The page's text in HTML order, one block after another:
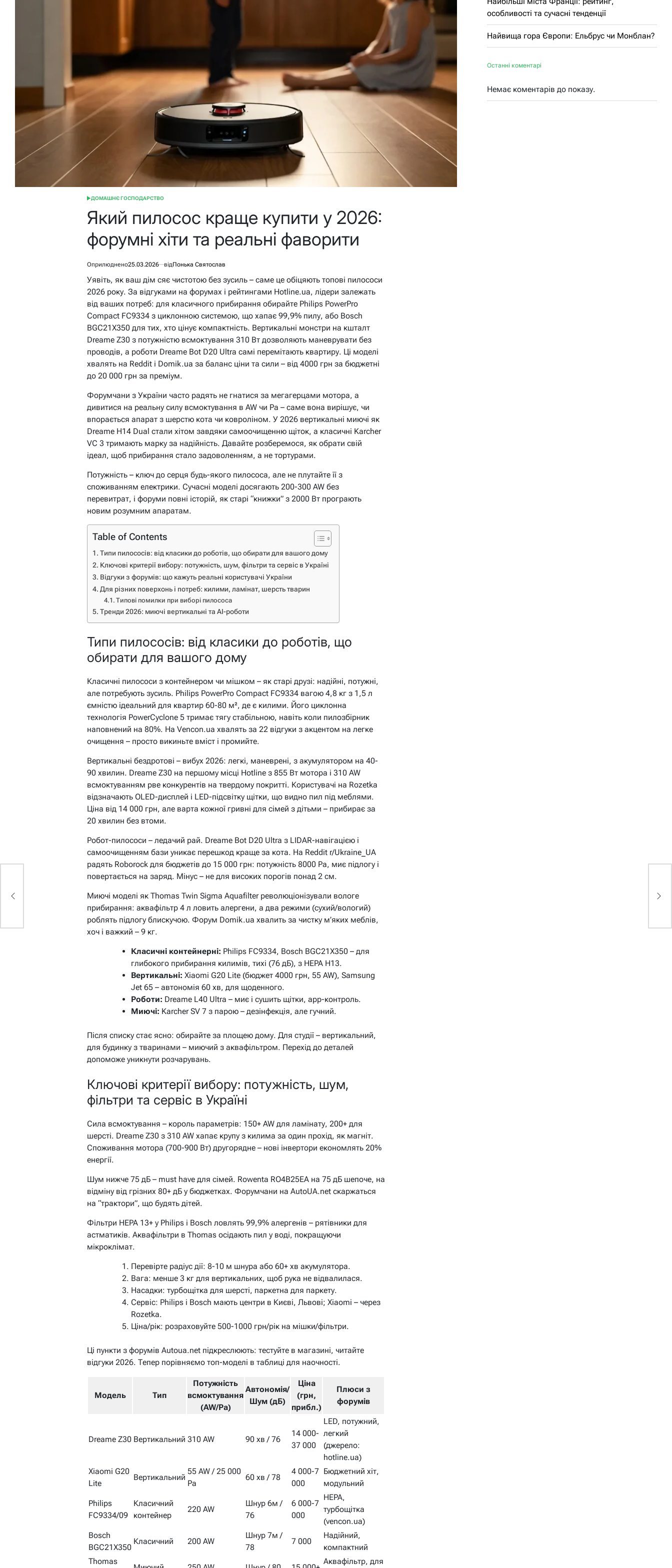
ОПУБЛІКУВАТИ
ДОМАШНЄ ГОСПОДАРСТВО
Який пилосос краще купити у 2026:
форумні хіти та реальні фаворити
Оприлюднено25.03.2026 відПонька Святослав
Уявіть, як ваш дім сяє чистотою без зусиль – саме це обіцяють топові пилососи
2026 року. За відгуками на форумах і рейтингами Hotline.ua, лідери залежать
від ваших потреб: для класичного прибирання обирайте Philips PowerPro
Compact FC9334 з циклонною системою, що хапає 99,9% пилу, або Bosch
BGC21X350 для тих, хто цінує компактність. Вертикальні монстри на кшталт
Dreame Z30 з потужністю всмоктування 310 Вт дозволяють маневрувати без
проводів, а роботи Dreame Bot D20 Ultra самі перемітають квартиру. Ці моделі
хвалять на Reddit і Domik.ua за баланс ціни та сили – від 4000 грн за бюджетні
до 20 000 грн за преміум.
Форумчани з України часто радять не гнатися за мегагерцами мотора, а
дивитися на реальну силу всмоктування в AW чи Pa – саме вона вирішує, чи
впорається апарат з шерстю кота чи ковроліном. У 2026 вертикальні миючі як
Dreame H14 Dual стали хітом завдяки самоочищенню щіток, а класичні Karcher
VC 3 тримають марку за надійність. Давайте розберемося, як обрати свій
ідеал, щоб прибирання стало задоволенням, а не тортурами.
Потужність – ключ до серця будь-якого пилососа, але не плутайте її з
споживанням електрики. Сучасні моделі досягають 200-300 AW без
перевитрат, і форуми повні історій, як старі “книжки” з 2000 Вт програють
новим розумним апаратам.
Table of Contents
Типи пилососів: від класики до роботів, що обирати для вашого дому
Ключові критерії вибору: потужність, шум, фільтри та сервіс в Україні
Відгуки з форумів: що кажуть реальні користувачі України
Для різних поверхонь і потреб: килими, ламінат, шерсть тварин
Типові помилки при виборі пилососа
Тренди 2026: миючі вертикальні та AI-роботи
Типи пилососів: від класики до роботів, що
обирати для вашого дому
Класичні пилососи з контейнером чи мішком – як старі друзі: надійні, потужні,
але потребують зусиль. Philips PowerPro Compact FC9334 вагою 4,8 кг з 1,5 л
ємністю ідеальний для квартир 60-80 м², де є килими. Його циклонна
технологія PowerCyclone 5 тримає тягу стабільною, навіть коли пилозбірник
наповнений на 80%. На Vencon.ua хвалять за 22 відгуки з акцентом на легке
очищення – просто викиньте вміст і промийте.
Вертикальні бездротові – вибух 2026: легкі, маневрені, з акумулятором на 40-
90 хвилин. Dreame Z30 на першому місці Hotline з 855 Вт мотора і 310 AW
всмоктуванням рве конкурентів на твердому покритті. Користувачі на Rozetka
відзначають OLED-дисплей і LED-підсвітку щітки, що видно пил під меблями.
Ціна від 14 000 грн, але варта кожної гривні для сімей з дітьми – прибирає за
20 хвилин без втоми.
Робот-пилососи – ледачий рай. Dreame Bot D20 Ultra з LIDAR-навігацією і
самоочищенням бази уникає перешкод краще за кота. На Reddit r/Ukraine_UA
радять Roborock для бюджетів до 15 000 грн: потужність 8000 Pa, миє підлогу і
повертається на заряд. Мінус – не для високих порогів понад 2 см.
Миючі моделі як Thomas Twin Sigma Aquafilter революціонізували вологе
прибирання: аквафільтр 4 л ловить алергени, а два режими (сухий/вологий)
роблять підлогу блискучою. Форум Domik.ua хвалить за чистку м’яких меблів,
хоч і важкий – 9 кг.
Класичні контейнерні: Philips FC9334, Bosch BGC21X350 – для
глибокого прибирання килимів, тихі (76 дБ), з HEPA H13.
Вертикальні: Xiaomi G20 Lite (бюджет 4000 грн, 55 AW), Samsung
Jet 65 – автономія 60 хв, для щоденного.
Роботи: Dreame L40 Ultra – миє і сушить щітки, app-контроль.
Миючі: Karcher SV 7 з парою – дезінфекція, але гучний.
Після списку стає ясно: обирайте за площею дому. Для студії – вертикальний,
для будинку з тваринами – миючий з аквафільтром. Перехід до деталей
допоможе уникнути розчарувань.
Ключові критерії вибору: потужність, шум,
фільтри та сервіс в Україні
Сила всмоктування – король параметрів: 150+ AW для ламінату, 200+ для
шерсті. Dreame Z30 з 310 AW хапає крупу з килима за один прохід, як магніт.
Споживання мотора (700-900 Вт) другорядне – нові інвертори економлять 20%
енергії.
Шум нижче 75 дБ – must have для сімей. Rowenta RO4B25EA на 75 дБ шепоче, на
відміну від грізних 80+ дБ у бюджетках. Форумчани на AutoUA.net скаржаться
на “трактори”, що будять дітей.
Фільтри HEPA 13+ у Philips і Bosch ловлять 99,9% алергенів – рятівники для
астматиків. Аквафільтри в Thomas осідають пил у воді, покращуючи
мікроклімат.
Перевірте радіус дії: 8-10 м шнура або 60+ хв акумулятора.
Вага: менше 3 кг для вертикальних, щоб рука не відвалилася.
Насадки: турбощітка для шерсті, паркетна для паркету.
Сервіс: Philips і Bosch мають центри в Києві, Львові; Xiaomi – через
Rozetka.
Ціна/рік: розраховуйте 500-1000 грн/рік на мішки/фільтри.
Ці пункти з форумів Autoua.net підкреслюють: тестуйте в магазині, читайте
відгуки 2026. Тепер порівняємо топ-моделі в таблиці для наочності.
Модель Тип
Потужність
всмоктування
(AW/Pa)
Автономія/
Шум (дБ)
Ціна
(грн,
прибл.)
Плюси з
форумів
Dreame Z30 Вертикальний 310 AW 90 хв / 76
14 000-
37 000
LED, потужний,
легкий
(джерело:
hotline.ua)
Xiaomi G20
Lite
Вертикальний
55 AW / 25 000
Pa
60 хв / 78
4 000-7
000
Бюджетний хіт,
модульний
Philips
FC9334/09
Класичний
контейнер
220 AW
Шнур 6м /
76
6 000-7
000
HEPA,
турбощітка
(vencon.ua)
Bosch
BGC21X350
Класичний 200 AW
Шнур 7м /
78
7 000
Надійний,
компактний
Thomas
Аквафільтр, для
особливості та сучасні тенденції
Найвища гора Європи: Ельбрус чи Монблан?
Останні коментарі
Немає коментарів до показу.